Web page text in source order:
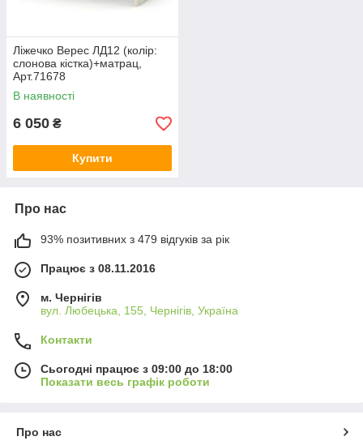
Ліжечко Верес ЛД12 (колір:
слонова кістка)+матрац,
Арт.71678
В наявності
6 050 ₴
Купити
Про нас
93% позитивних з 479 відгуків за рік
Працює з 08.11.2016
м. Чернігів
вул. Любецька, 155, Чернігів, Україна
Контакти
Сьогодні працює з 09:00 до 18:00
Показати весь графік роботи
Про нас